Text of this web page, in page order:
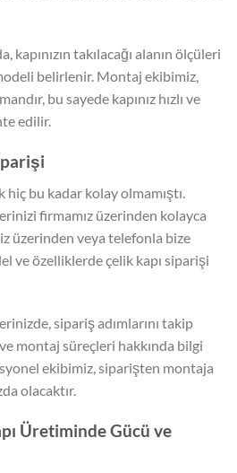
kapınızın takılacağı alanın ölçüleri
belirlenir. Montaj ekibimiz,
bu sayede kapınız hızlı ve
edilir.
bu kadar kolay olmamıştı.
firmamız üzerinden kolayca
üzerinden veya telefonla bize
ve özelliklerde çelik kapı siparişi
sipariş adımlarını takip
montaj süreçleri hakkında bilgi
ekibimiz, siparişten montaja
olacaktır.
Üretiminde Gücü ve